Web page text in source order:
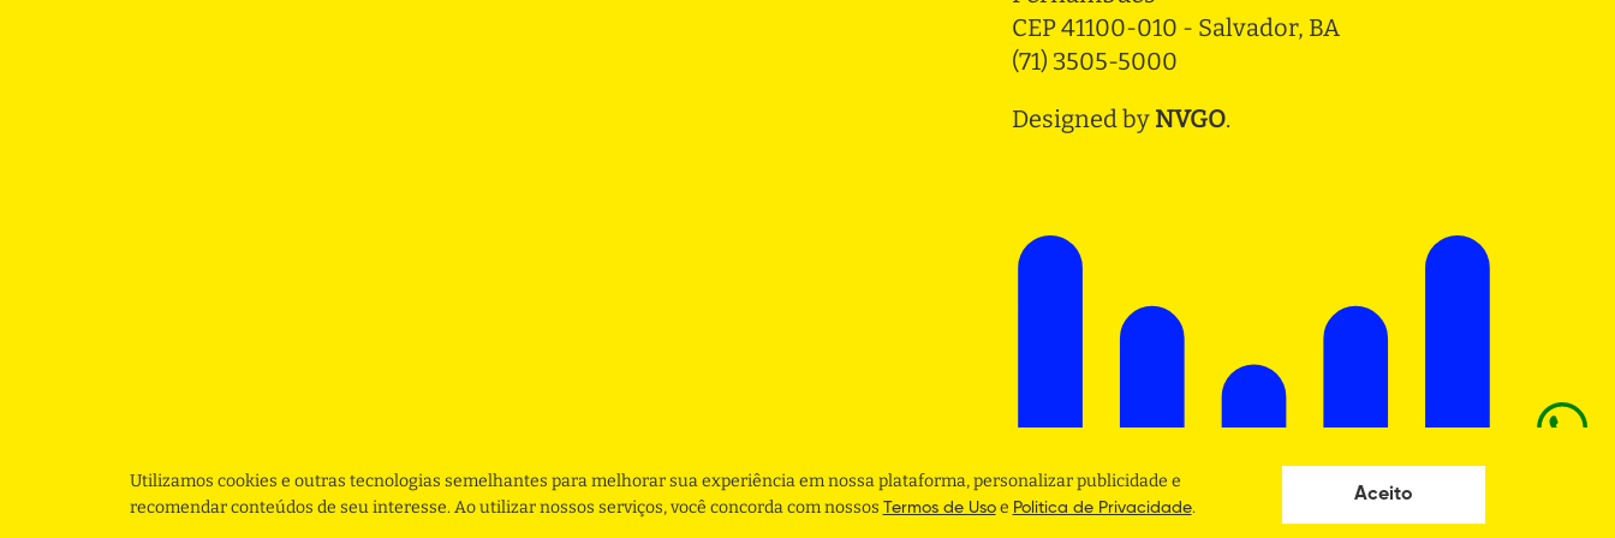
CEP 41100-010 - Salvador, BA
(71) 3505-5000
Designed by NVGO.
Utilizamos cookies e outras tecnologias semelhantes para melhorar sua experiência em nossa plataforma, personalizar publicidade e
recomendar conteúdos de seu interesse. Ao utilizar nossos serviços, você concorda com nossos Termos de Usoe Politica de Privacidade.
Aceito